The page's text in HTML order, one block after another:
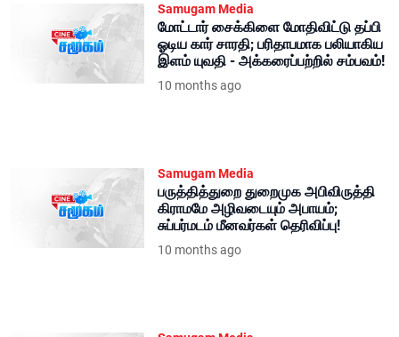
Samugam Media
மோட்டார் சைக்கிளை மோதிவிட்டு தப்பி
ஓடிய கார் சாரதி; பரிதாபமாக பலியாகிய
இளம் யுவதி - அக்கரைப்பற்றில் சம்பவம்!
10 months ago
Samugam Media
பருத்தித்துறை துறைமுக அபிவிருத்தி
கிராமமே அழிவடையும் அபாயம்;
சுப்பர்மடம் மீனவர்கள் தெரிவிப்பு!
10 months ago